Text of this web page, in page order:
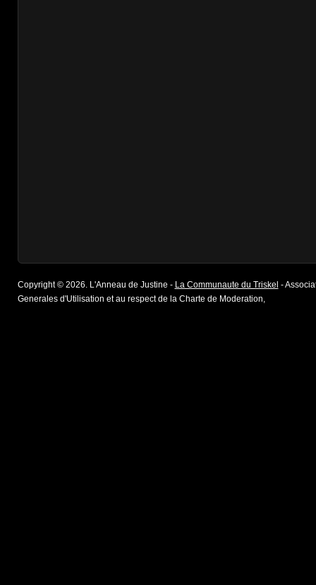
Copyright © 2026. L'Anneau de Justine - La Communaute du Triskel -
Generales d'Utilisation et au respect de la Charte de Moderation,